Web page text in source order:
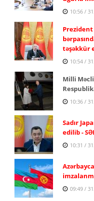
10:56 /
təşəkkür
10:54 /
Milli
10:36 /
Sadır
edilib -
10:31 /
09:49 /